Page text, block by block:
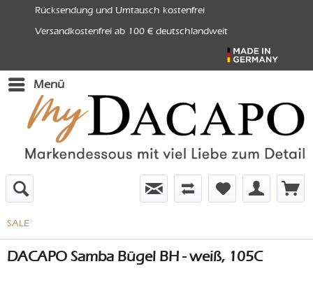
Rücksendung und Umtausch kostenfrei
Versandkostenfrei ab 100 € deutschlandweit
Menü
SALE
DACAPO Samba Bügel BH - weiß, 105C